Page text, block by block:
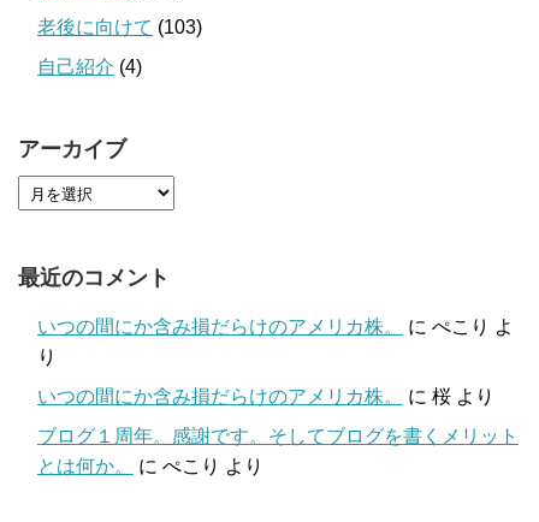
老後に向けて (103)
自己紹介 (4)
アーカイブ
最近のコメント
いつの間にか含み損だらけのアメリカ株。 に ぺこり よ
り
いつの間にか含み損だらけのアメリカ株。
に 桜 より
ブログ１周年。感謝です。そしてブログを書くメリット
とは何か。
に ぺこり より